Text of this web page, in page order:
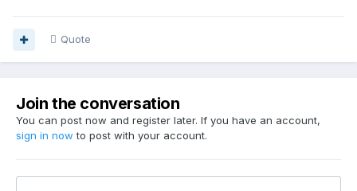
Quote
Join the conversation
You can post now and register later. If you have an account,
sign in now to post with your account.